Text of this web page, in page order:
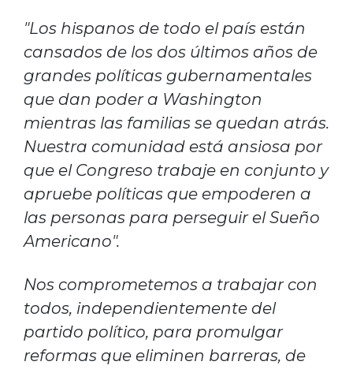
"Los hispanos de todo el país están
cansados de los dos últimos años de
grandes políticas gubernamentales
que dan poder a Washington
mientras las familias se quedan atrás.
Nuestra comunidad está ansiosa por
que el Congreso trabaje en conjunto y
apruebe políticas que empoderen a
las personas para perseguir el Sueño
Americano".
Nos comprometemos a trabajar con
todos, independientemente del
partido político, para promulgar
reformas que eliminen barreras, de